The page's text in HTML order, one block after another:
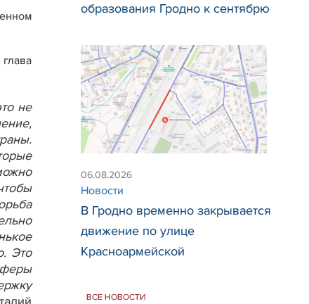
не
Это
образования Гродно к сентябрю
06.08.2026
Новости
В Гродно временно закрывается
движение по улице
Красноармейской
ВСЕ НОВОСТИ